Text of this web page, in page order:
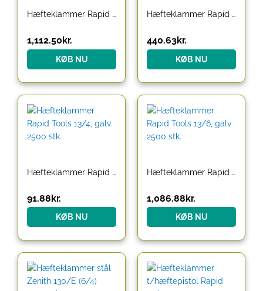
Hæfteklammer Rapid Tools 13/10, galv, 2500stk/pak
1,112.50kr.
KØB NU
Hæfteklammer Rapid Tools 13/4 galv. 1600 stk/pak
440.63kr.
KØB NU
Hæfteklammer Rapid Tools 13/4, galv. 2500 stk.
91.88kr.
KØB NU
Hæfteklammer Rapid Tools 13/6, galv 2500 stk.
1,086.88kr.
KØB NU